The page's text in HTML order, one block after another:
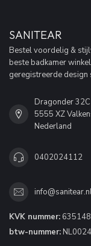
SANITEAR
Bestel voordelig &
beste badkamer
geregistreerde design
Dragonder 32C
5555 XZ
Nederland
0402024112
KVK nummer:
btw-nummer: